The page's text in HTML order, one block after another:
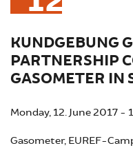
KUNDGEBUNG
PARTNERSHIP
GASOMETER IN
Monday, 12. June 2017 -
Gasometer, EUREF-